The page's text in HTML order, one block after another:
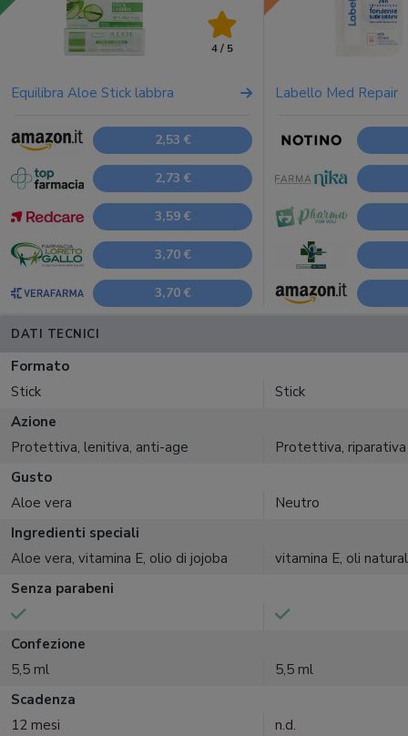
4 / 5
Equilibra Aloe Stick labbra Labello Med Repair
2,53 €
2,73 €
3,59 €
3,70 €
3,70 €
DATI TECNICI
Formato
Stick
Stick
Azione
Protettiva, lenitiva, anti-age
Protettiva,
Gusto
Aloe vera
Neutro
Ingredienti speciali
Aloe vera, vitamina E, olio di jojoba
vitamina E, oli
Senza parabeni
Confezione
5,5 ml
5,5 ml
Scadenza
12 mesi
n.d.